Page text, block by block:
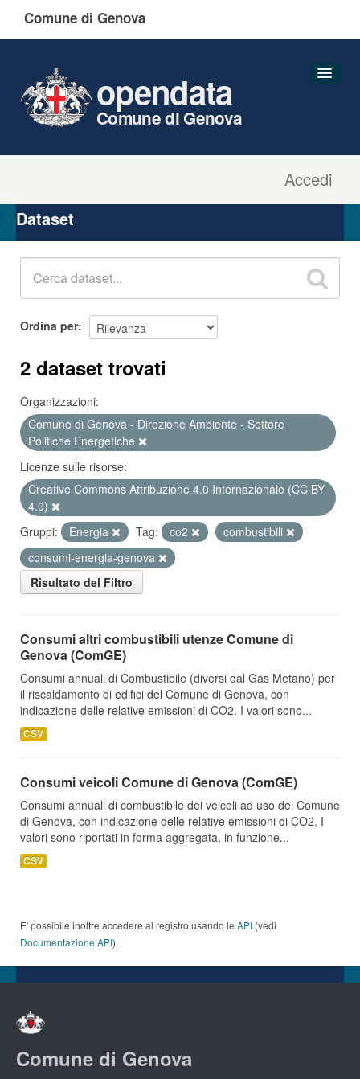
Comune di Genova
Accedi
opendata
Comune di Genova
Organizzazioni
Gruppi
Dataset
Ordina per
2 dataset trovati
Organizzazioni:
Comune di Genova - Direzione Ambiente - Settore
Politiche Energetiche
Licenze sulle risorse:
Creative Commons Attribuzione 4.0 Internazionale (CC BY
4.0)
Gruppi:
Energia Tag: co2
combustibili
consumi-energia-genova
Risultato del Filtro
Consumi altri combustibili utenze Comune di
Genova (ComGE)
Consumi annuali di Combustibile (diversi dal Gas Metano) per
il riscaldamento di edifici del Comune di Genova, con
indicazione delle relative emissioni di CO2. I valori sono...
CSV
Consumi veicoli Comune di Genova (ComGE)
Consumi annuali di combustibile dei veicoli ad uso del Comune
di Genova, con indicazione delle relative emissioni di CO2. I
valori sono riportati in forma aggregata, in funzione...
CSV
E' possibile inoltre accedere al registro usando le API (vedi
Documentazione API).
Comune di Genova